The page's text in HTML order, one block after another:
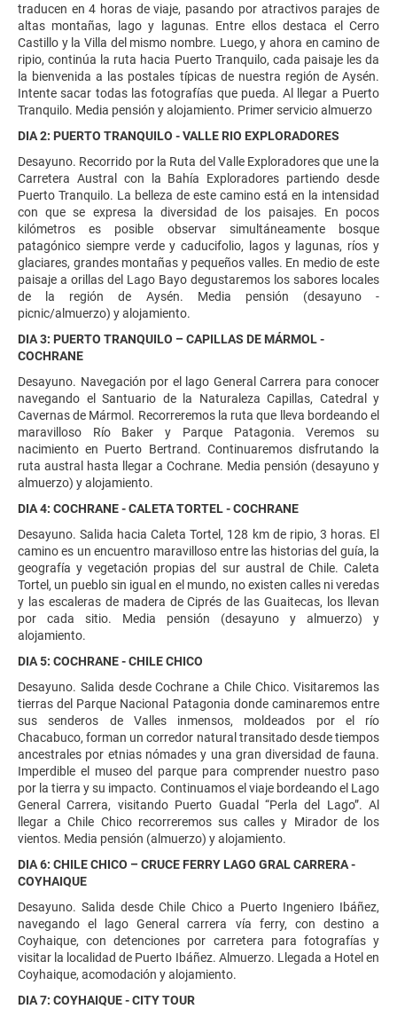
traducen en 4 horas de viaje, pasando por atractivos parajes de
altas montañas, lago y lagunas. Entre ellos destaca el Cerro
Castillo y la Villa del mismo nombre. Luego, y ahora en camino de
ripio, continúa la ruta hacia Puerto Tranquilo, cada paisaje les da
la bienvenida a las postales típicas de nuestra región de Aysén.
Intente sacar todas las fotografías que pueda. Al llegar a Puerto
Tranquilo. Media pensión y alojamiento. Primer servicio almuerzo
DIA 2: PUERTO TRANQUILO - VALLE RIO EXPLORADORES
Desayuno. Recorrido por la Ruta del Valle Exploradores que une la
Carretera Austral con la Bahía Exploradores partiendo desde
Puerto Tranquilo. La belleza de este camino está en la intensidad
con que se expresa la diversidad de los paisajes. En pocos
kilómetros es posible observar simultáneamente bosque
patagónico siempre verde y caducifolio, lagos y lagunas, ríos y
glaciares, grandes montañas y pequeños valles. En medio de este
paisaje a orillas del Lago Bayo degustaremos los sabores locales
de la región de Aysén. Media pensión (desayuno -
picnic/almuerzo) y alojamiento.
DIA 3: PUERTO TRANQUILO – CAPILLAS DE MÁRMOL -
COCHRANE
Desayuno. Navegación por el lago General Carrera para conocer
navegando el Santuario de la Naturaleza Capillas, Catedral y
Cavernas de Mármol. Recorreremos la ruta que lleva bordeando el
maravilloso Río Baker y Parque Patagonia. Veremos su
nacimiento en Puerto Bertrand. Continuaremos disfrutando la
ruta austral hasta llegar a Cochrane. Media pensión (desayuno y
almuerzo) y alojamiento.
DIA 4: COCHRANE - CALETA TORTEL - COCHRANE
Desayuno. Salida hacia Caleta Tortel, 128 km de ripio, 3 horas. El
camino es un encuentro maravilloso entre las historias del guía, la
geografía y vegetación propias del sur austral de Chile. Caleta
Tortel, un pueblo sin igual en el mundo, no existen calles ni veredas
y las escaleras de madera de Ciprés de las Guaitecas, los llevan
por cada sitio. Media pensión (desayuno y almuerzo) y
alojamiento.
DIA 5: COCHRANE - CHILE CHICO
Desayuno. Salida desde Cochrane a Chile Chico. Visitaremos las
tierras del Parque Nacional Patagonia donde caminaremos entre
sus senderos de Valles inmensos, moldeados por el río
Chacabuco, forman un corredor natural transitado desde tiempos
ancestrales por etnias nómades y una gran diversidad de fauna.
Imperdible el museo del parque para comprender nuestro paso
por la tierra y su impacto. Continuamos el viaje bordeando el Lago
General Carrera, visitando Puerto Guadal “Perla del Lago”. Al
llegar a Chile Chico recorreremos sus calles y Mirador de los
vientos. Media pensión (almuerzo) y alojamiento.
DIA 6: CHILE CHICO – CRUCE FERRY LAGO GRAL CARRERA -
COYHAIQUE
Desayuno. Salida desde Chile Chico a Puerto Ingeniero Ibáñez,
navegando el lago General carrera vía ferry, con destino a
Coyhaique, con detenciones por carretera para fotografías y
visitar la localidad de Puerto Ibáñez. Almuerzo. Llegada a Hotel en
Coyhaique, acomodación y alojamiento.
DIA 7: COYHAIQUE - CITY TOUR